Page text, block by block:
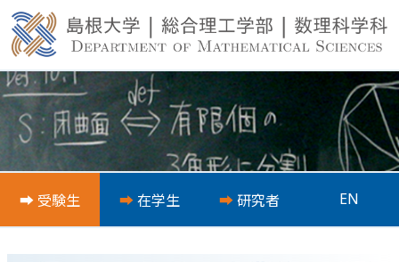
⮕ 受験生 ⮕在学生 ⮕研究者 EN